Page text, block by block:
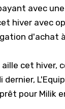
avec
hiver avec
d'achat
cet hiver,
pour Milik